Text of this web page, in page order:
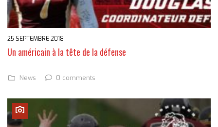
25 SEPTEMBRE 2018
Un américain à la tête de la défense
News 0 comments